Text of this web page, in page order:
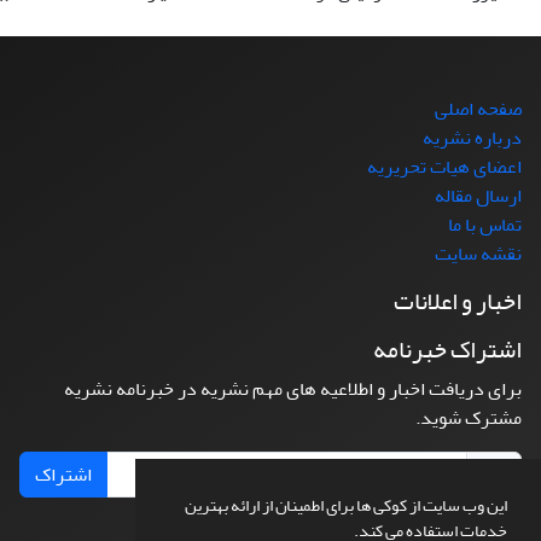
این وب سایت از کوکی ها برای اطمینان از ارائه بهترین
خدمات استفاده می کند.
صفحه اصلی
درباره نشریه
اعضای هیات تحریریه
ارسال مقاله
تماس با ما
نقشه سایت
اخبار و اعلانات
اشتراک خبرنامه
برای دریافت اخبار و اطلاعیه های مهم نشریه در خبرنامه نشریه
مشترک شوید.
اشتراک